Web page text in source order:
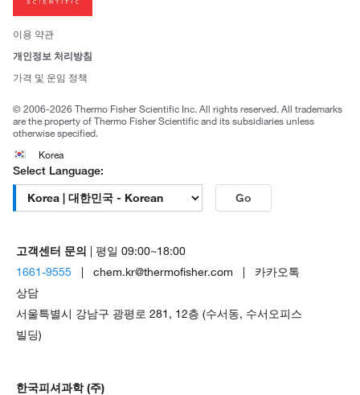
사회적 책임
브랜드
이용 약관
개인정보 처리방침
가격 및 운임 정책
© 2006-2026 Thermo Fisher Scientific Inc. All rights reserved. All trademarks
are the property of Thermo Fisher Scientific and its subsidiaries unless
otherwise specified.
Korea
Select Language:
Go
고객센터 문의 | 평일 09:00~18:00
1661-9555 | chem.kr@thermofisher.com | 카카오톡
상담
서울특별시 강남구 광평로 281, 12층 (수서동, 수서오피스
빌딩)
한국피셔과학 (주)